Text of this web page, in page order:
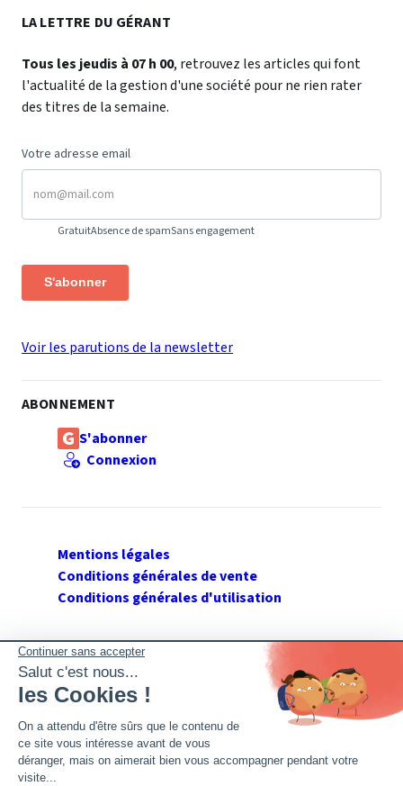
LA LETTRE DU GÉRANT
Tous les jeudis à 07 h 00, retrouvez les articles qui font
l'actualité de la gestion d'une société pour ne rien rater
des titres de la semaine.
Votre adresse email
GratuitAbsence de spamSans engagement
S'abonner
Voir les parutions de la newsletter
ABONNEMENT
S'abonner
Connexion
Mentions légales
Conditions générales de vente
Conditions générales d'utilisation
SUIVEZ GERANT DE SARL
Twitter